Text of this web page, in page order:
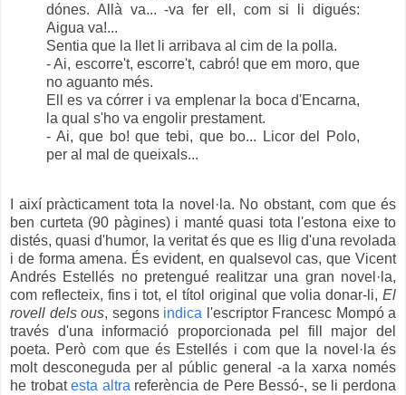
dónes. Allà va... -va fer ell, com si li digués:
Aigua va!...
Sentia que la llet li arribava al cim de la polla.
- Ai, escorre't, escorre't, cabró! que em moro, que
no aguanto més.
Ell es va córrer i va emplenar la boca d'Encarna,
la qual s'ho va engolir prestament.
- Ai, que bo! que tebi, que bo... Licor del Polo,
per al mal de queixals...
I així pràcticament tota la novel·la. No obstant, com que és
ben curteta (90 pàgines) i manté quasi tota l'estona eixe to
distés, quasi d'humor, la veritat és que es llig d'una revolada
i de forma amena. És evident, en qualsevol cas, que Vicent
Andrés Estellés no pretengué realitzar una gran novel·la,
com reflecteix, fins i tot, el títol original que volia donar-li, El
rovell dels ous, segons indica l'escriptor Francesc Mompó a
través d'una informació proporcionada pel fill major del
poeta. Però com que és Estellés i com que la novel·la és
molt desconeguda per al públic general -a la xarxa només
he trobatesta altrareferència de Pere Bessó-, se li perdona